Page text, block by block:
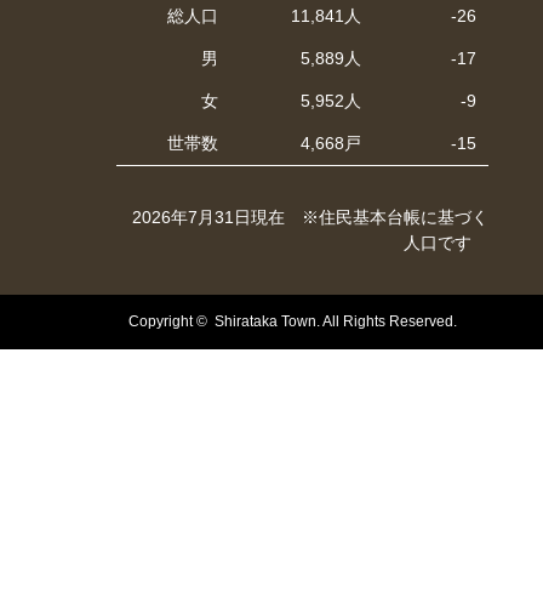
総人口 11,841人 -26
男 5,889人 -17
女 5,952人 -9
世帯数 4,668戸 -15
2026年7月31日現在 ※住民基本台帳に基づく
人口です
Copyright © Shirataka Town. All Rights Reserved.